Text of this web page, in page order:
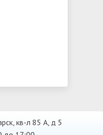
кв-л 85 А, д 5